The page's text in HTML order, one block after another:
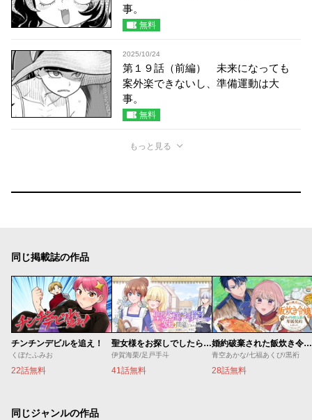
事。
無料
2025/10/24
第１９話（前編） 未来になっても
案外楽できないし、準備運動は大
事。
無料
もっと見る
同じ掲載誌の作品
チンチンデビルを追え！
くぼたふみお
22話無料
聖女様をお探しでしたら妹で間違いありません。さあどうぞお連れください、今すぐ。
伊賀海栗/足戸手斗
41話無料
婚約破棄された飯炊き令嬢の私は冷酷公爵と専属契約しました～ですが胃袋を掴んだ結果、冷たかった公爵様がどんどん優しくなっています～
青空あかな/七福あくび/黒裄
28話無料
同じジャンルの作品